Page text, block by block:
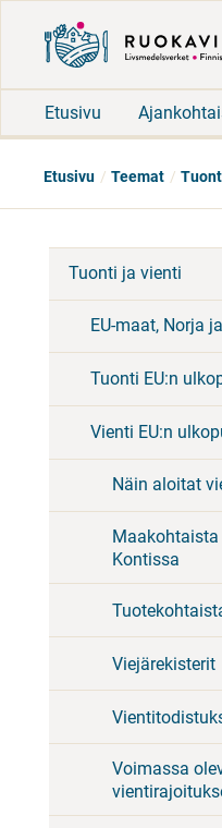
Etusivu
Etusivu Teemat
Tuonti ja vienti
EU-maat, Norja
Tuonti EU:n
Vienti EU:n
Näin aloitat
Kontissa
Viejärekisterit
Voimassa